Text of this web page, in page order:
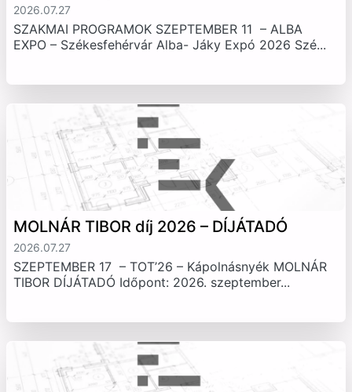
2026.07.27
SZAKMAI PROGRAMOK SZEPTEMBER 11 – ALBA
EXPO – Székesfehérvár Alba- Jáky Expó 2026 Szé...
MOLNÁR TIBOR díj 2026 – DÍJÁTADÓ
2026.07.27
SZEPTEMBER 17 – TOT’26 – Kápolnásnyék MOLNÁR
TIBOR DÍJÁTADÓ Időpont: 2026. szeptember...